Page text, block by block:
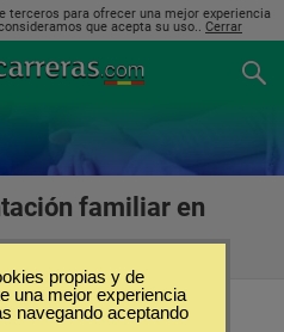
terceros para ofrecer una mejor experiencia
que acepta su uso.. Cerrar
familiar en
propias y de
una mejor experiencia
navegando aceptando